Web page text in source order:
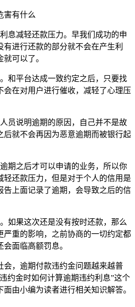
害有什么
息减轻还款压力。早我们成功的申
进行还款的部分就不会在产生利
可以了。
和平台达成一致约定之后，只要找
会在对用户进行催收，减轻了心理压
员说明逾期的原因，自己并不是故
后就不会再因为恶意逾期而被银行起
期之后才可以申请的业务，所以你
轻还款压力，但是对于个人的信用是
告上面记录了逾期，会导致之后的信
如果这次还是没有按时还款，那么
严重的影响，之前协商的一切约定都
面临高额罚息。
会，逾期付款违约金问题越来越普
约金时如何计算逾期违约利息”这个
由小编为读者进行相关知识解答。